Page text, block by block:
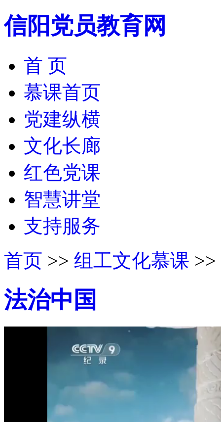
信阳党员教育网
首 页
慕课首页
党建纵横
文化长廊
红色党课
智慧讲堂
支持服务
首页 >> 组工文化慕课 >>
法治中国